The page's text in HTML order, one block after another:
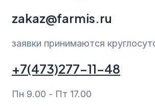
zakaz@farmis.ru
заявки принимаются
+7(473)277-11-48
Пн 9.00 - Пт 17.00